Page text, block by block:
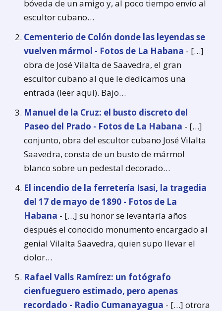
bóveda de un amigo y, al poco tiempo envío al
escultor cubano…
Cementerio de Colón donde las leyendas se
vuelven mármol - Fotos de La Habana - […]
obra de José Vilalta de Saavedra, el gran
escultor cubano al que le dedicamos una
entrada (leer aquí). Bajo…
Manuel de la Cruz: el busto discreto del
Paseo del Prado - Fotos de La Habana - […]
conjunto, obra del escultor cubano José Vilalta
Saavedra, consta de un busto de mármol
blanco sobre un pedestal decorado…
El incendio de la ferretería Isasi, la tragedia
del 17 de mayo de 1890 - Fotos de La
Habana - […] su honor se levantaría años
después el conocido monumento encargado al
genial Vilalta Saavedra, quien supo llevar el
dolor…
Rafael Valls Ramírez: un fotógrafo
cienfueguero estimado, pero apenas
recordado - Radio Cumanayagua - […] otrora